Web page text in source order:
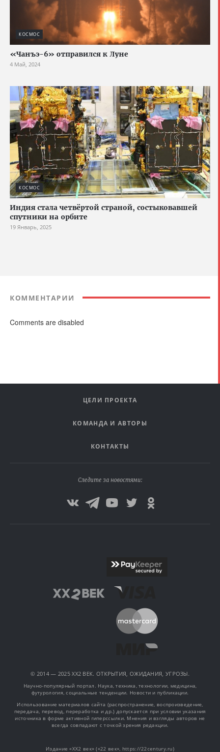
КОСМОС
«Чанъэ-6» отправился к Луне
4 Май, 2024
КОСМОС
Индия стала четвёртой страной, состыковавшей
спутники на орбите
19 Январь, 2025
КОММЕНТАРИИ
Comments are disabled
ЦЕЛИ ПРОЕКТА
КОМАНДА И АВТОРЫ
КОНТАКТЫ
Следите за новостями:
© 2014 — 2025 XX2 ВЕК. ОТКРЫТИЯ, ОЖИДАНИЯ, УГРОЗЫ.
Научно-популярный портал. Наука, техника, технологии, медицина,
футурология, социальные тенденции. Новости и публикации.
Использование материалов сайта (распространение, воспроизведение,
передача, перевод, переработка и др.) допускается при условии указания
источника в форме активной гиперссылки. Мнения и взгляды авторов не
всегда совпадают с точкой зрения редакции.
Издание «XX2 век» («22 век», https://22century.ru)